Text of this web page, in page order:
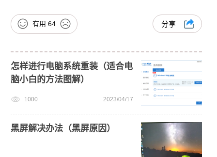
有用 64 分享
怎样进行电脑系统重装（适合电
脑小白的方法图解）
1000 2023/04/17
黑屏解决办法（黑屏原因）